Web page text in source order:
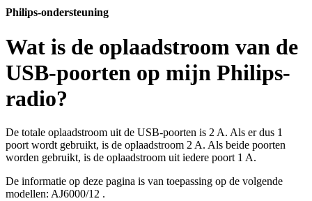
Philips-ondersteuning
Wat is de oplaadstroom van de
USB-poorten op mijn Philips-
radio?
De totale oplaadstroom uit de USB-poorten is 2 A. Als er dus 1
poort wordt gebruikt, is de oplaadstroom 2 A. Als beide poorten
worden gebruikt, is de oplaadstroom uit iedere poort 1 A.
De informatie op deze pagina is van toepassing op de volgende
modellen: AJ6000/12 .